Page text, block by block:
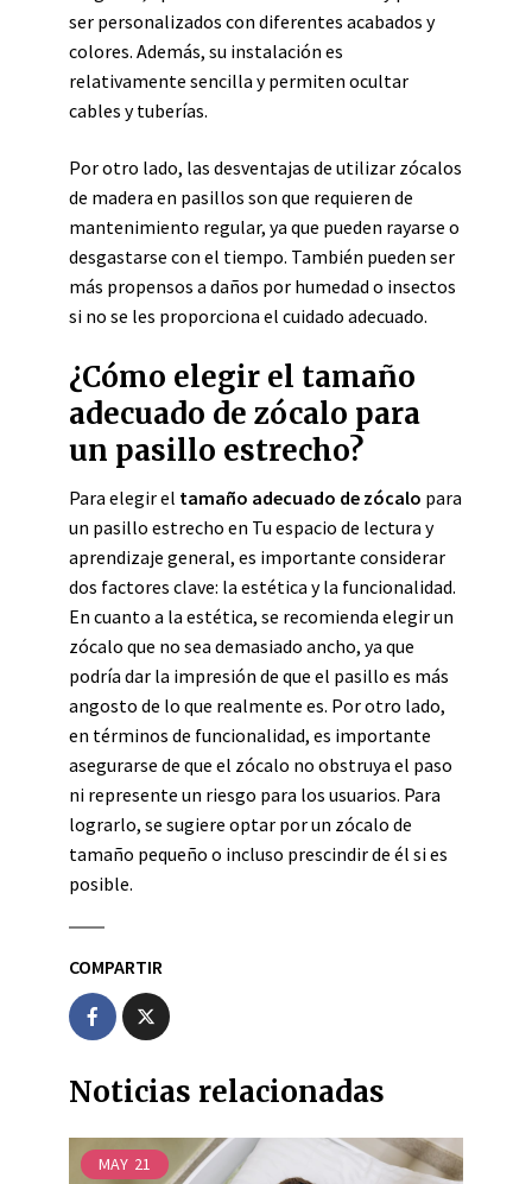
ser personalizados con diferentes acabados y
colores. Además, su instalación es
relativamente sencilla y permiten ocultar
cables y tuberías.
Por otro lado, las desventajas de utilizar zócalos
de madera en pasillos son que requieren de
mantenimiento regular, ya que pueden rayarse o
desgastarse con el tiempo. También pueden ser
más propensos a daños por humedad o insectos
si no se les proporciona el cuidado adecuado.
¿Cómo elegir el tamaño
adecuado de zócalo para
un pasillo estrecho?
Para elegir el tamaño adecuado de zócalo para
un pasillo estrecho en Tu espacio de lectura y
aprendizaje general, es importante considerar
dos factores clave: la estética y la funcionalidad.
En cuanto a la estética, se recomienda elegir un
zócalo que no sea demasiado ancho, ya que
podría dar la impresión de que el pasillo es más
angosto de lo que realmente es. Por otro lado,
en términos de funcionalidad, es importante
asegurarse de que el zócalo no obstruya el paso
ni represente un riesgo para los usuarios. Para
lograrlo, se sugiere optar por un zócalo de
tamaño pequeño o incluso prescindir de él si es
posible.
COMPARTIR
Noticias relacionadas
MAY 21